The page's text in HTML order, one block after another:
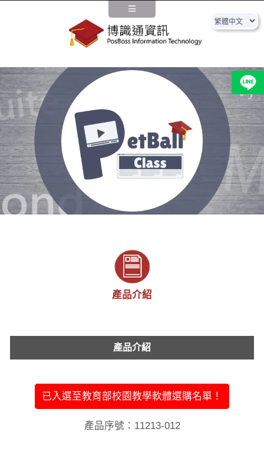
產品介紹
產品介紹
已入選至教育部校園教學軟體選購名單！
產品序號：11213-012